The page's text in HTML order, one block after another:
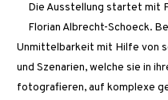
Die Ausstellung startet mit
Florian Albrecht-Schoeck.
Unmittelbarkeit mit Hilfe von
und Szenarien, welche sie in
fotografieren, auf komplexe